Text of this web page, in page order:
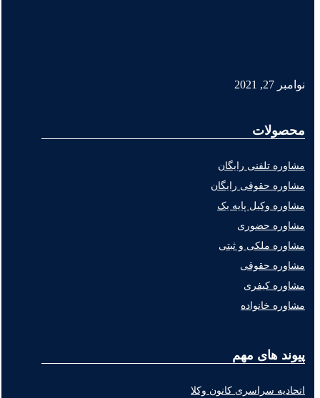
نوامبر 27, 2021
محصولات
مشاوره تلفنی رایگان
مشاوره حقوقی رایگان
مشاوره وکیل پایه یک
مشاوره حضوری
مشاوره ملکی و ثبتی
مشاوره حقوقی
مشاوره کیفری
مشاوره خانواده
پیوند های مهم
اتحادیه سراسری کانون وکلا